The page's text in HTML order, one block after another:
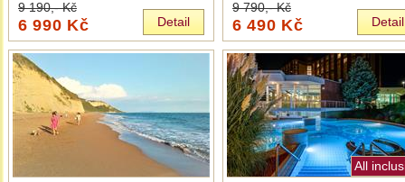
9 190,-Kč
6 990 Kč Detail
9 790,-Kč
6 490 Kč Detail
All